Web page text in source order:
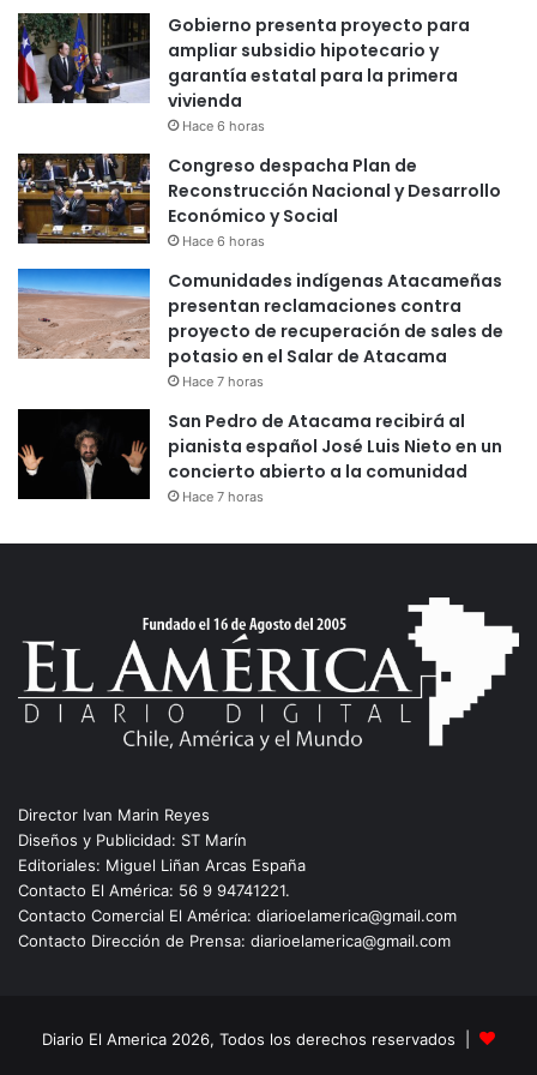
Gobierno presenta proyecto para
ampliar subsidio hipotecario y
garantía estatal para la primera
vivienda
Hace 6 horas
Congreso despacha Plan de
Reconstrucción Nacional y Desarrollo
Económico y Social
Hace 6 horas
Comunidades indígenas Atacameñas
presentan reclamaciones contra
proyecto de recuperación de sales de
potasio en el Salar de Atacama
Hace 7 horas
San Pedro de Atacama recibirá al
pianista español José Luis Nieto en un
concierto abierto a la comunidad
Hace 7 horas
Director Ivan Marin Reyes
Diseños y Publicidad: ST Marín
Editoriales: Miguel Liñan Arcas España
Contacto El América: 56 9 94741221.
Contacto Comercial El América: diarioelamerica@gmail.com
Contacto Dirección de Prensa: diarioelamerica@gmail.com
Diario El America 2026, Todos los derechos reservados |